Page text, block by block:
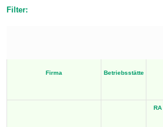
Filter:
Firma Betriebsstätte
RA